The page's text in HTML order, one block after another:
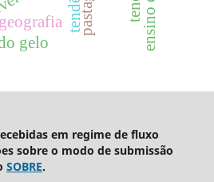
gelo
geografia
em regime de fluxo
sobre o modo de submissão
SOBRE.